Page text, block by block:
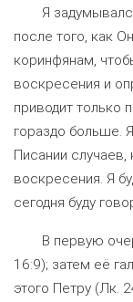
Я
после того, как
коринфянам,
воскресения и
приводит только
гораздо больше.
Писании случаев,
воскресения. Я
сегодня буду
В первую
16:9); затем её
этого Петру (Лк.